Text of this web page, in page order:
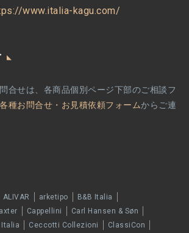
www.italia-kagu.com/
合せは、各商品個別ページ下部のご相談フ
各種お問合せ・お見積依頼フォームからご連
ALIVAR arketipo
B&B Italia
Cappellini
Carl Hansen & Søn
Italia Ceccotti Collezioni
ClassiCon